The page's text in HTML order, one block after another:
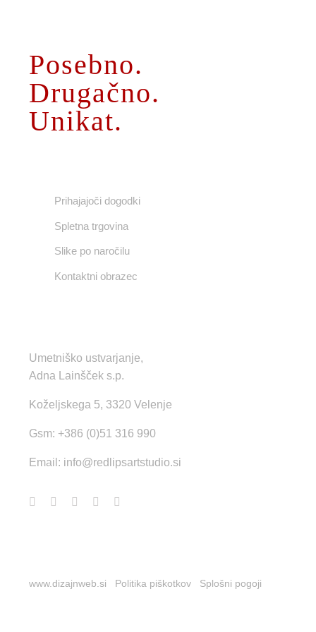
Posebno.
Drugačno.
Unikat.
Prihajajoči dogodki
Spletna trgovina
Slike po naročilu
Kontaktni obrazec
Umetniško ustvarjanje,
Adna Lainšček s.p.
Koželjskega 5, 3320 Velenje
Gsm: +386 (0)51 316 990
Email: info@redlipsartstudio.si
www.dizajnweb.si
Politika piškotkov| Splošni pogoji